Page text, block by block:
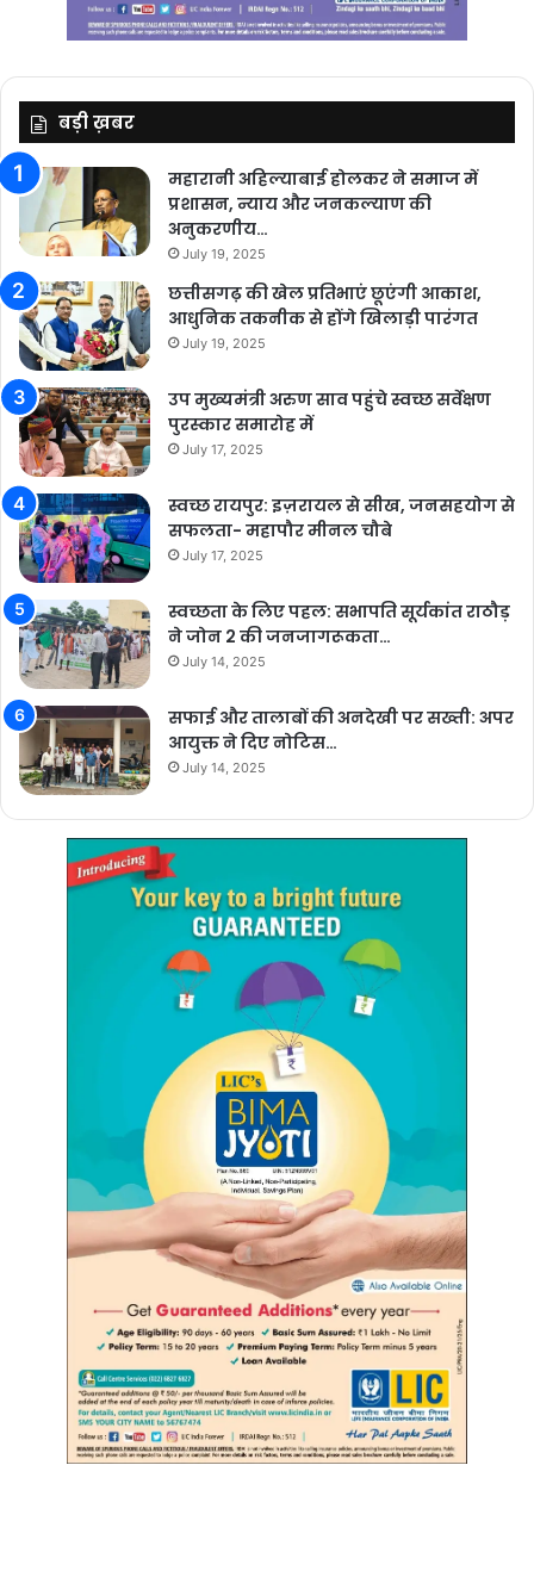
बड़ी ख़बर
महारानी अहिल्याबाई होलकर ने समाज में
प्रशासन, न्याय और जनकल्याण की
अनुकरणीय…
July 19, 2025
छत्तीसगढ़ की खेल प्रतिभाएं छूएंगी आकाश,
आधुनिक तकनीक से होंगे खिलाड़ी पारंगत
July 19, 2025
उप मुख्यमंत्री अरुण साव पहुंचे स्वच्छ सर्वेक्षण
पुरस्कार समारोह में
July 17, 2025
स्वच्छ रायपुर: इज़रायल से सीख, जनसहयोग से
सफलता- महापौर मीनल चौबे
July 17, 2025
स्वच्छता के लिए पहल: सभापति सूर्यकांत राठौड़
ने जोन 2 की जनजागरूकता…
July 14, 2025
सफाई और तालाबों की अनदेखी पर सख्ती: अपर
आयुक्त ने दिए नोटिस…
July 14, 2025